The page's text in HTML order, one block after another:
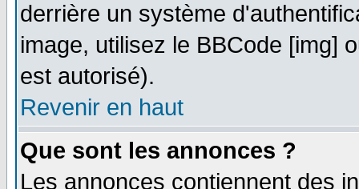
derrière un système
image, utilisez le BBCode [img]
est autorisé).
Revenir en haut
Que sont les annonces ?
Les annonces contiennent des